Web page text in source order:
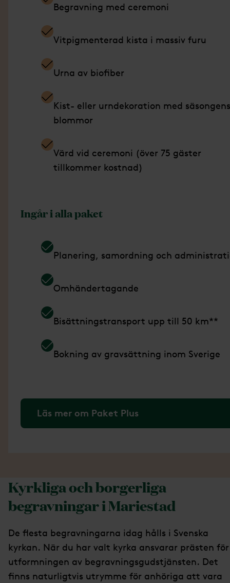
Begravning med ceremoni
Vitpigmenterad kista i massiv furu
Urna av biofiber
Kist- eller urndekoration med säsongens
blommor
Värd vid ceremoni (över 75 gäster
tillkommer kostnad)
Ingår i alla paket
Planering, samordning och
Omhändertagande
Bisättningstransport upp till 50 km**
Bokning av gravsättning inom Sverige
Läs mer om Paket Plus
Kyrkliga och borgerliga
begravningar i Mariestad
De flesta begravningarna idag hålls i Svenska
kyrkan. När du har valt kyrka ansvarar prästen för
utformningen av begravningsgudstjänsten. Det
finns naturligtvis utrymme för anhöriga att vara